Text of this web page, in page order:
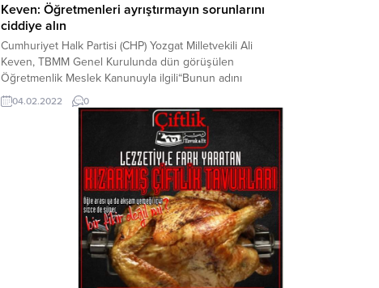
Keven: Öğretmenleri ayrıştırmayın sorunlarını
ciddiye alın
Cumhuriyet Halk Partisi (CHP) Yozgat Milletvekili Ali
Keven, TBMM Genel Kurulunda dün görüşülen
Öğretmenlik Meslek Kanunuyla ilgili“Bunun adını
öğretmenleri ayrıştırma kanunu diye değiştirin çünkü
sizin amacınız üzüm yemek değil, resmen bağcıyı
04.02.2022 0